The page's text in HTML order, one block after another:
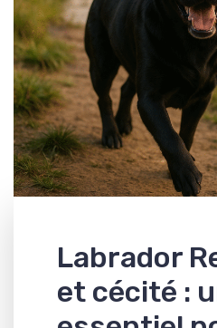
Labrador
et cécité :